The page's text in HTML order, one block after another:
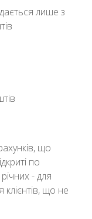
лише з
що
по
- для
клієнтів, що не